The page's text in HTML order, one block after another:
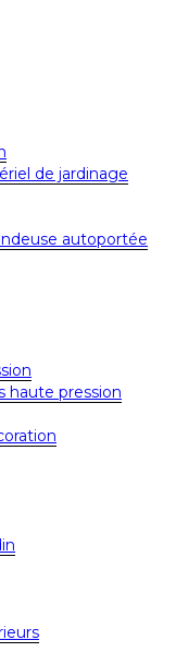
de jardinage
autoportée
haute pression